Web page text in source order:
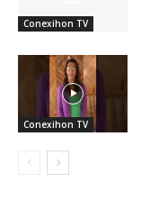
Conexihon TV
Conexihon TV